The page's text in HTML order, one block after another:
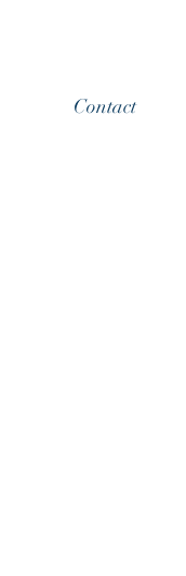
Contact